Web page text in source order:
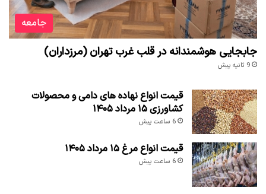
جامعه
جابجایی هوشمندانه در قلب غرب تهران (مرزداران)
9 ثانیه پیش
قیمت انواع نهاده های دامی و محصولات
کشاورزی ۱۵ مرداد ۱۴۰۵
6 ساعت پیش
قیمت انواع مرغ ۱۵ مرداد ۱۴۰۵
6 ساعت پیش